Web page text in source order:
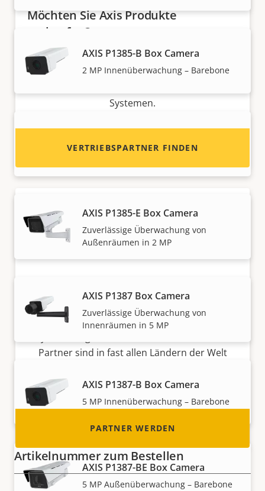
AXIS P1385-B Box Camera
2 MP Innenüberwachung – Barebone
2 MP Außenüberwachung – Barebone
AXIS P1385-E Box Camera
Zuverlässige Überwachung von
Außenräumen in 2 MP
AXIS P1387 Box Camera
Zuverlässige Überwachung von
Innenräumen in 5 MP
AXIS P1387-B Box Camera
5 MP Innenüberwachung – Barebone
AXIS P1387-BE Box Camera
5 MP Außenüberwachung – Barebone
Möchten Sie Axis Produkte
verkaufen?
Möchten Sie ein Wiederverkäufer werden? Hier
finden Sie Kontaktinformationen für
Systemen.
VERTRIEBSPARTNER FINDEN
Partner werden
Sind Sie Wiederverkäufer, Distributor,
Partner sind in fast allen Ländern der Welt
werden können!
PARTNER WERDEN
Artikelnummer zum Bestellen